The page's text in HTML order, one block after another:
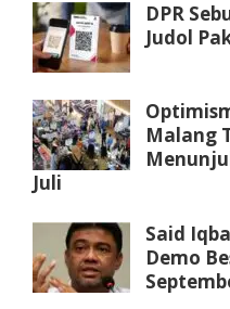
DPR
Judol
Malang
Juli
Said
Demo